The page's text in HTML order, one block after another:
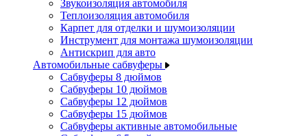
Звукоизоляция автомобиля
Теплоизоляция автомобиля
Карпет для отделки и шумоизоляции
Инструмент для монтажа шумоизоляции
Антискрип для авто
Автомобильные сабвуферы
Сабвуферы 8 дюймов
Сабвуферы 10 дюймов
Сабвуферы 12 дюймов
Сабвуферы 15 дюймов
Сабвуферы активные автомобильные